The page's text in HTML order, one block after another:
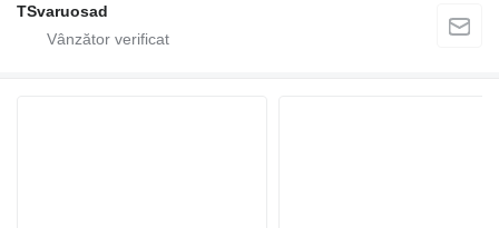
TSvaruosad